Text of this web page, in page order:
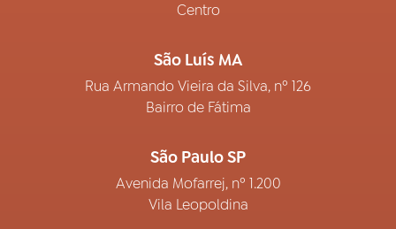
Centro
São Luís MA
Rua Armando Vieira da Silva, nº 126
Bairro de Fátima
São Paulo SP
Avenida Mofarrej, nº 1.200
Vila Leopoldina